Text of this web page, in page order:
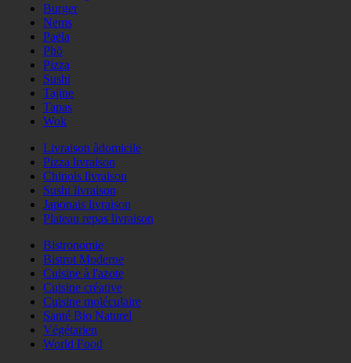
Burger
Nems
Paëla
Phö
Pizza
Sushi
Tajine
Tapas
Wok
Livraison àdomicile
Pizza livraison
Chinois livraison
Sushi livraison
Japonais livraison
Plateau repas livraison
Bistronomie
Bistrot Moderne
Cuisine à l'azote
Cuisine créative
Cuisine moléculaire
Santé Bio Naturel
Végétarien
World Food